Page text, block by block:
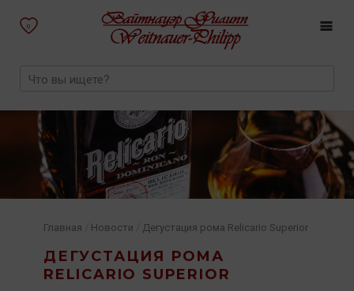
0
ДЕГУСТАЦИЯ РОМА
RELICARIO SUPERIOR
Главная Новости Дегустация рома Relicario Superior